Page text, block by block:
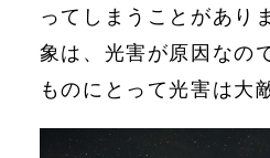
ってしまうことがあり
象は、光害が原因なの
ものにとって光害は大